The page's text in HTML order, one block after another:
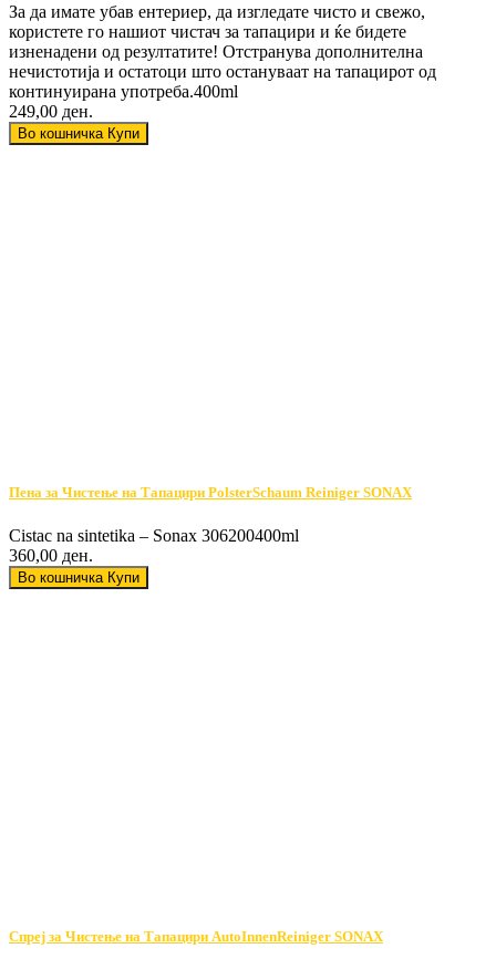
За да имате убав ентериер, да изгледате чисто и свежо,
користете го нашиот чистач за тапацири и ќе бидете
изненадени од резултатите! Отстранува дополнителна
нечистотија и остатоци што остануваат на тапацирот од
континуирана употреба.400ml
249,00 ден.
Во кошничка Купи
Пена за Чистење на Тапацири PolsterSchaum Reiniger SONAX
Cistac na sintetika – Sonax 306200400ml
360,00 ден.
Во кошничка Купи
Спреј за Чистење на Тапацири AutoInnenReiniger SONAX